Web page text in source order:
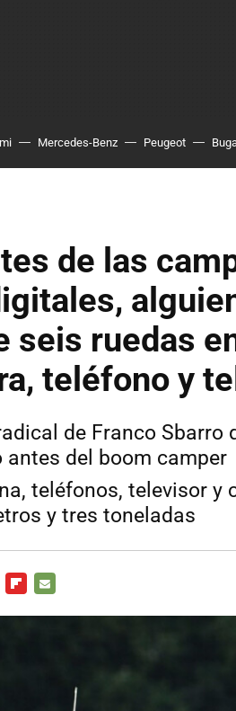
Mercedes-Benz Peugeot
de las
seis ruedas
teléfono y
de Franco Sbarro
del boom camper
teléfonos, televisor y
y tres toneladas